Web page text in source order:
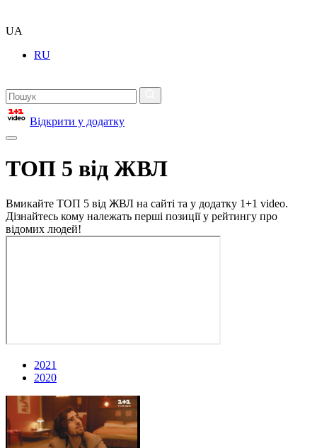
UA
RU
Відкрити у додатку
ТОП 5 від ЖВЛ
Вмикайте ТОП 5 від ЖВЛ на сайті та у додатку 1+1 video.
Дізнайтесь кому належать перші позиції у рейтингу про
відомих людей!
2021
2020